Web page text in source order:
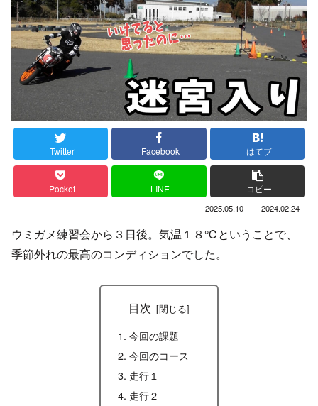
Twitter Facebook はてブ
Pocket LINE コピー
2025.05.10 2024.02.24
ウミガメ練習会から３日後。気温１８℃ということで、
季節外れの最高のコンディションでした。
目次
今回の課題
今回のコース
走行１
走行２